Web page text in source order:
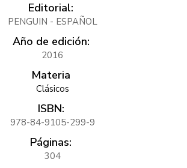
Editorial:
PENGUIN - ESPAÑOL
Año de edición:
2016
Materia
Clásicos
ISBN:
978-84-9105-299-9
Páginas:
304